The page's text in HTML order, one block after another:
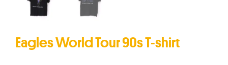
Eagles World Tour 90s T-shirt